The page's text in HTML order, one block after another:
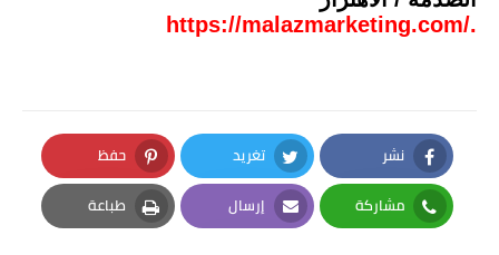
https://malazmarketing.com/.
نشر
Facebook
تغريد
Twitter
حفظ
Pinterest
مشاركة
Whatsapp
إرسال
Email
طباعة
Print